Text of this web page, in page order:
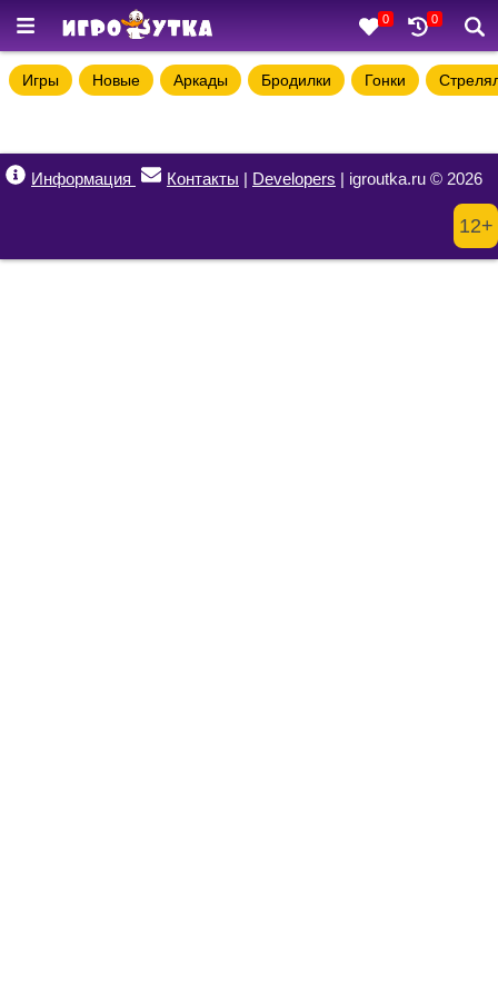
0 0
Игры Новые Аркады Бродилки Гонки
Информация Контакты | Developers | igroutka.ru © 2026
12+